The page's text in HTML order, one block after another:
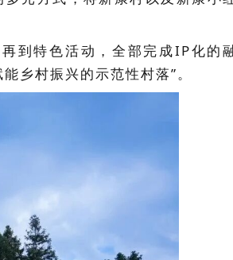
到特色活动，全部完成IP化的
乡村振兴的示范性村落”。